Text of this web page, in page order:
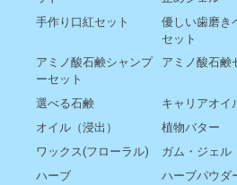
手作り口紅セット
優しい歯磨き
セット
アミノ酸石鹸シャンプ
ーセット
アミノ酸石鹸
選べる石鹸
キャリアオイ
オイル（浸出）
植物バター
ワックス(フローラル)
ガム・ジェル
ハーブ
ハーブパウダ